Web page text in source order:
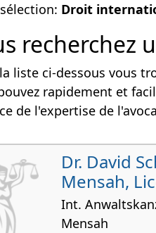
Droit
recherchez
liste ci-dessous vous
rapidement et
de l'expertise de
Dr. David
Mensah,
Int.
Mensah